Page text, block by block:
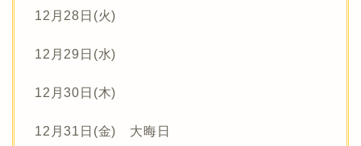
12月28日(火)
12月29日(水)
12月30日(木)
12月31日(金) 大晦日